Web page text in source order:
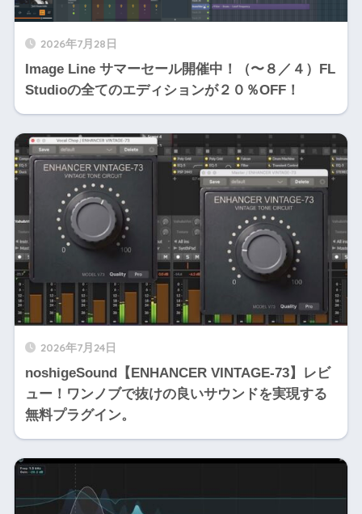
2026年7月28日
Image Line サマーセール開催中！（〜８／４）FL
Studioの全てのエディションが２０％OFF！
2026年7月24日
noshigeSound【ENHANCER VINTAGE-73】レビ
ュー！ワンノブで抜けの良いサウンドを実現する
無料プラグイン。